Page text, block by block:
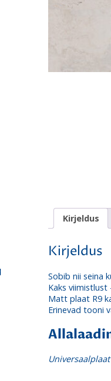
Kirjeldus
Kirjeldus
Sobib nii seina
Kaks
Matt plaat R9
Erinevad tooni